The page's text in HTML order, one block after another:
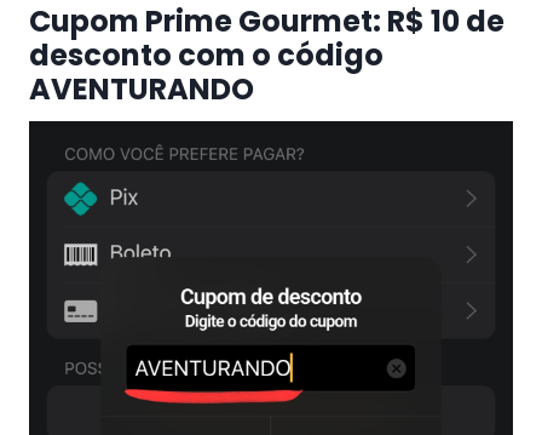
Cupom Prime Gourmet: R$ 10 de
desconto com o código
AVENTURANDO